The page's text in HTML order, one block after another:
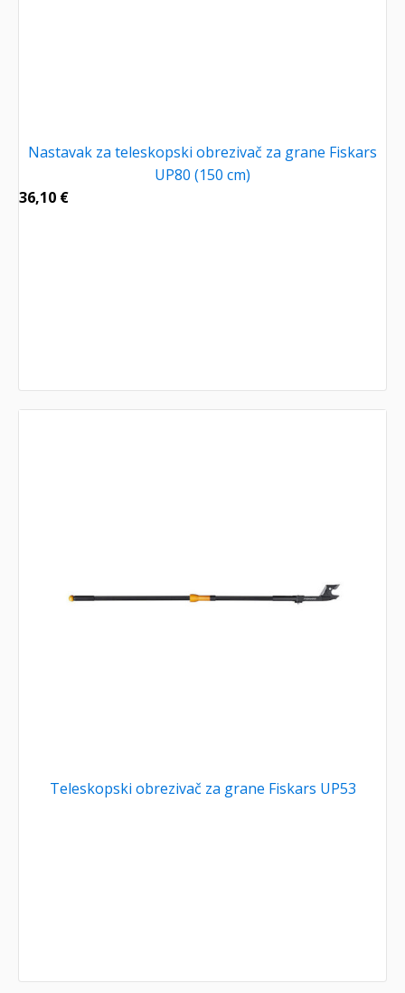
Nastavak za teleskopski obrezivač za grane Fiskars
UP80 (150 cm)
36,10 €
Teleskopski obrezivač za grane Fiskars UP53